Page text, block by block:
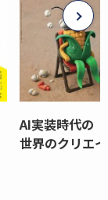
AI実装時代の
世界のクリエ